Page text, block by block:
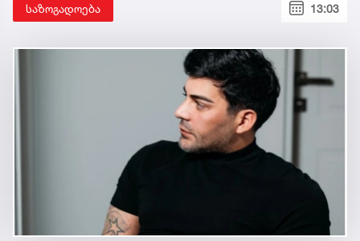
საზოგადოება 13:03